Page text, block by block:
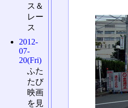
ス＆
レー
ス
2012-
07-
20(Fri)
ふた
たび
映画
を見